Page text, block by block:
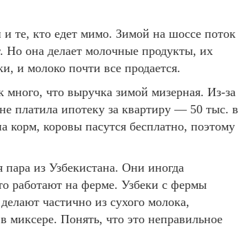
те, кто едет мимо. Зимой на шоссе поток
Но она делает молочные продукты, их
и молоко почти все продается.
много, что выручка зимой мизерная. Из-за
платила ипотеку за квартиру — 50 тыс. в
корм, коровы пасутся бесплатно, поэтому
из Узбекистана. Они иногда
работают на ферме. Узбеки с фермы
частично из сухого молока,
Понять, что это неправильное